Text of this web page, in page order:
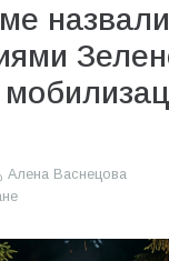
назвали
Алена Васнецова